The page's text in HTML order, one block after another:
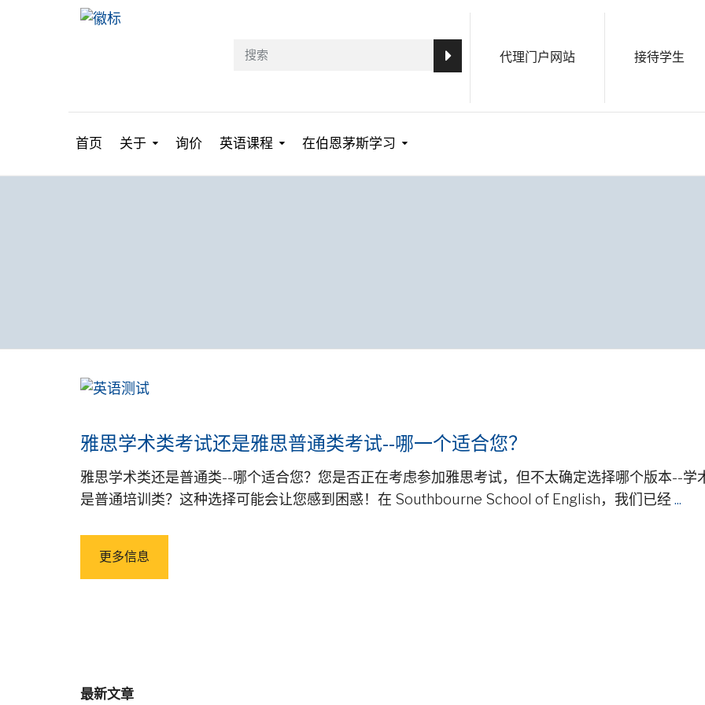
代理门户网站 接待学生
首页 关于 询价 英语课程 在伯恩茅斯学习
雅思学术类考试还是雅思普通类考试--哪一个适合您？
雅思学术类还是普通类--哪个适合您？您是否正在考虑参加雅思考试，但不太确定选择哪个版本--学
是普通培训类？这种选择可能会让您感到困惑！在 Southbourne School of English，我们已经...
更多信息
最新文章